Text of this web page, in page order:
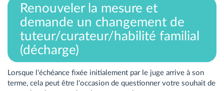
Renouveler la mesure et
demande un changement de
tuteur/curateur/habilité familial
(décharge)
Lorsque l'échéance fixée initialement par le juge arrive à son
terme, cela peut être l'occasion de questionner votre souhait de